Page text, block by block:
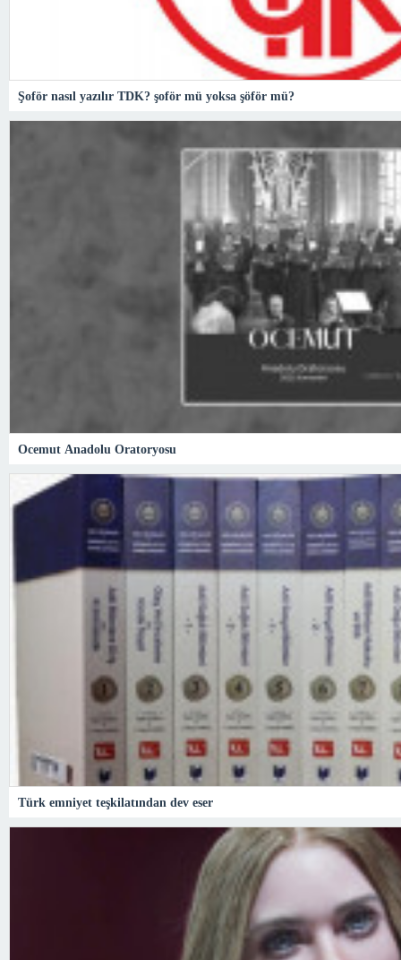
Şoför nasıl yazılır TDK? şoför mü yoksa şöför mü?
Ocemut Anadolu Oratoryosu
Türk emniyet teşkilatından dev eser